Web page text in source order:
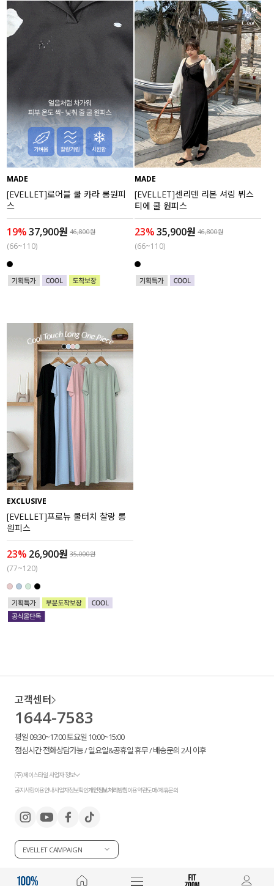
MADE
[EVELLET]로어블 쿨 카라 롱원피
스
19%37,900원 46,800원
(66~110)
MADE
[EVELLET]센리덴 리본 셔링 뷔스
티에 쿨 원피스
23%35,900원 46,800원
(66~110)
EXCLUSIVE
[EVELLET]프로뉴 쿨터치 찰랑 롱
원피스
23% 26,900원 35,000원
(77~120)
고객센터
1644-7583
평일 09:30~17:00 토요일 10:00~15:00
점심시간 전화상담가능 / 일요일&공휴일 휴무 / 배송문의 2시 이후
(주) 제이스타일 사업자 정보
공지사항이용안내사업자정보확인개인정보처리방침이용약관도매/제휴문의
EVELLET CAMPAIGN